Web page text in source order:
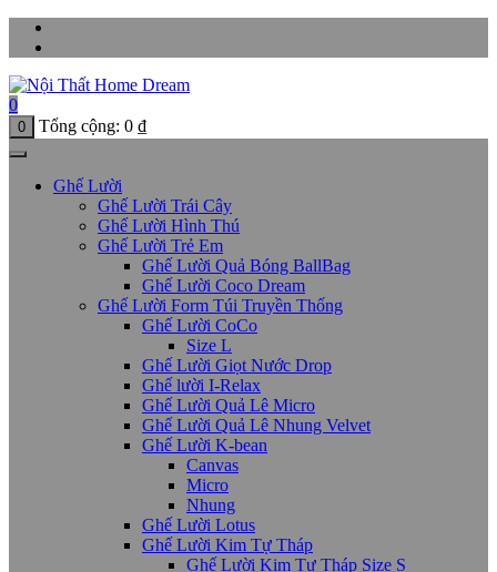
0
0 Tổng cộng: 0 ₫
Ghế Lười
Ghế Lười Trái Cây
Ghế Lười Hình Thú
Ghế Lười Trẻ Em
Ghế Lười Quả Bóng BallBag
Ghế Lười Coco Dream
Ghế Lười Form Túi Truyền Thống
Ghế Lười CoCo
Size L
Ghế Lười Giọt Nước Drop
Ghế lười I-Relax
Ghế Lười Quả Lê Micro
Ghế Lười Quả Lê Nhung Velvet
Ghế Lười K-bean
Canvas
Micro
Nhung
Ghế Lười Lotus
Ghế Lười Kim Tự Tháp
Ghế Lười Kim Tự Tháp Size S